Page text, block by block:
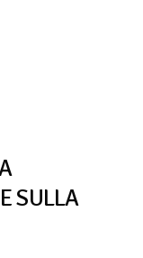
SULLA